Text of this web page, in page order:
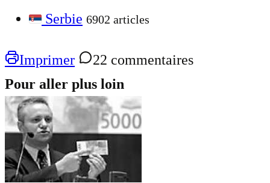
Serbie 6902 articles
Imprimer
22 commentaires
Pour aller plus loin